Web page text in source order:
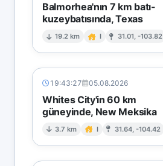
Balmorhea'nın 7 km batı-
kuzeybatısında, Texas
19.2 km I 31.01, -103.82
19:43:27 05.08.2026
Whites City'in 60 km
güneyinde, New Meksika
3.7 km I 31.64, -104.42